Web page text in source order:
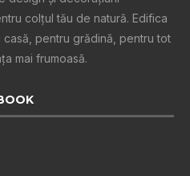
colţul tău de natură. Edifica
pentru grădină, pentru tot
mai frumoasă.